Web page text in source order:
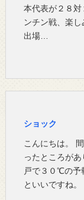
本代表が２８
ンチン戦、楽
出場…
ショック
こんにちは。
ったところが
戸で３０℃の予
といいですね